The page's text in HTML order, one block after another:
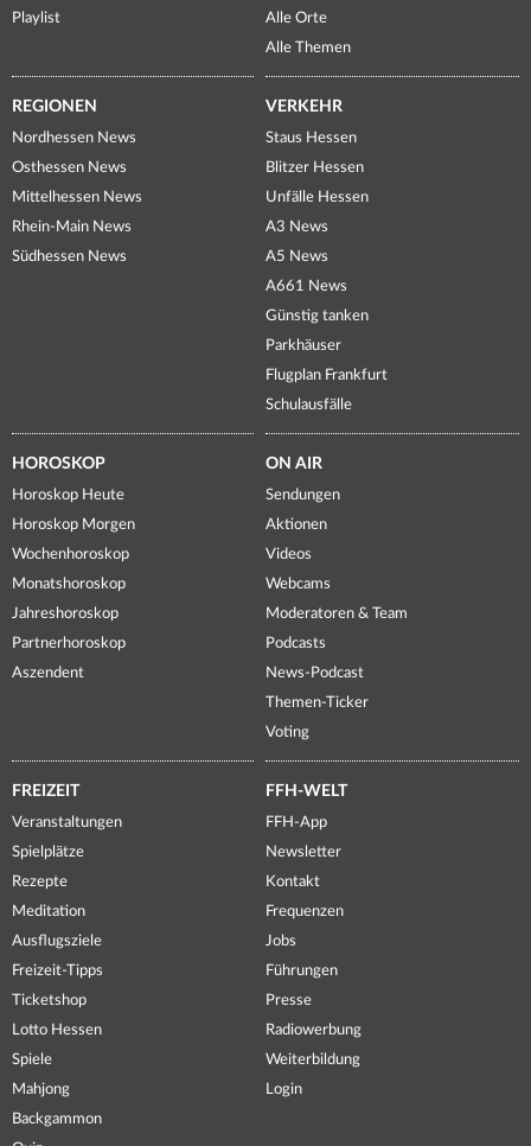
Playlist
Alle Orte
Alle Themen
REGIONEN
Nordhessen News
Osthessen News
Mittelhessen News
Rhein-Main News
Südhessen News
VERKEHR
Staus Hessen
Blitzer Hessen
Unfälle Hessen
A3 News
A5 News
A661 News
Günstig tanken
Parkhäuser
Flugplan Frankfurt
Schulausfälle
HOROSKOP
Horoskop Heute
Horoskop Morgen
Wochenhoroskop
Monatshoroskop
Jahreshoroskop
Partnerhoroskop
Aszendent
ON AIR
Sendungen
Aktionen
Videos
Webcams
Moderatoren & Team
Podcasts
News-Podcast
Themen-Ticker
Voting
FREIZEIT
Veranstaltungen
Spielplätze
Rezepte
Meditation
Ausflugsziele
Freizeit-Tipps
Ticketshop
Lotto Hessen
Spiele
Mahjong
Backgammon
FFH-WELT
FFH-App
Newsletter
Kontakt
Frequenzen
Jobs
Führungen
Presse
Radiowerbung
Weiterbildung
Login